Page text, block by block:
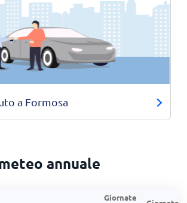
a Formosa
annuale
Giornate